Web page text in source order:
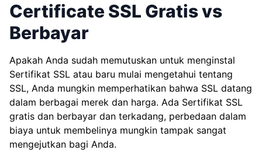
Certificate SSL Gratis vs
Berbayar
Apakah Anda sudah memutuskan untuk menginstal
Sertifikat SSL atau baru mulai mengetahui tentang
SSL, Anda mungkin memperhatikan bahwa SSL datang
dalam berbagai merek dan harga. Ada Sertifikat SSL
gratis dan berbayar dan terkadang, perbedaan dalam
biaya untuk membelinya mungkin tampak sangat
mengejutkan bagi Anda.